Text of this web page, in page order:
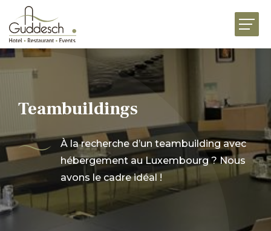
RESTAURANTS
HÔTEL MARTHA
ÉVÉNEMENTS
BUSINESS
FESTIVITÉS
UNIVERS DE SAVEURS
Teambuildings
À la recherche d’un teambuilding avec
hébergement au Luxembourg ? Nous
avons le cadre idéal !